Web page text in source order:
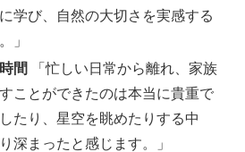
学び、自然の大切さを実感する
」
間
「忙しい日常から離れ、家族
ことができたのは本当に貴重で
たり、星空を眺めたりする中
深まったと感じます。」